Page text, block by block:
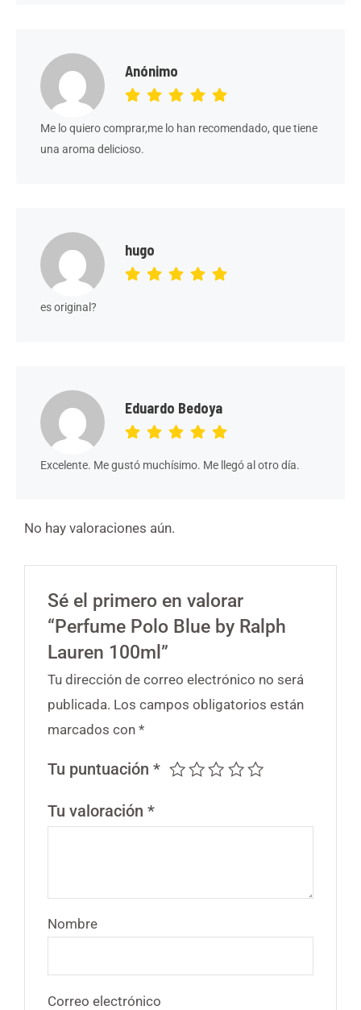
Anónimo
Me lo quiero comprar,me lo han recomendado, que tiene
una aroma delicioso.
hugo
es original?
Eduardo Bedoya
Excelente. Me gustó muchísimo. Me llegó al otro día.
No hay valoraciones aún.
Sé el primero en valorar
“Perfume Polo Blue by Ralph
Lauren 100ml”
Tu dirección de correo electrónico no será
publicada. Los campos obligatorios están
marcados con*
Tu puntuación*
Tu valoración*
Nombre
Correo electrónico